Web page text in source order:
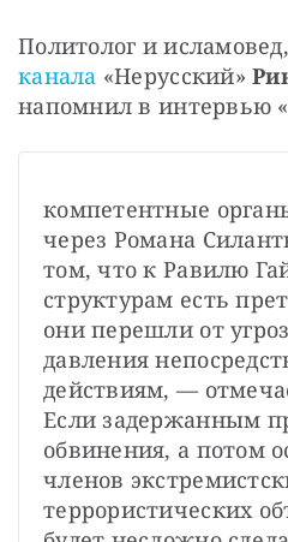
Политолог и
канала «Нерусский»
напомнил в интервью
компетентные
через Романа
том, что к Равилю
структурам есть
они перешли от
давления
действиям, —
Если задержанным
обвинения, а потом
членов
террористических